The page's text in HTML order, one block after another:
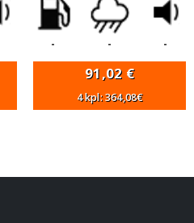
- - -
91,02 €
4 kpl: 364,08€